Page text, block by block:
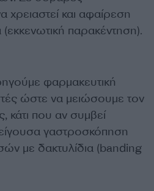
χρειαστεί και αφαίρεση
παρακέντηση).
φαρμακευτική
ώστε να μειώσουμε τον
κάτι που αν συμβεί
γαστροσκόπηση
με δακτυλίδια (banding